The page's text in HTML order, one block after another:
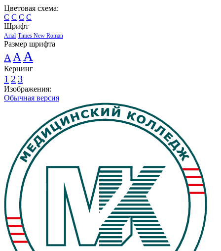
Цветовая схема:
C C C C
Шрифт
Arial Times New Roman
Размер шрифта
A A A
Кернинг
1 2 3
Изображения:
Обычная версия